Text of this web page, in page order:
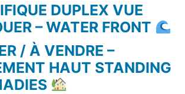
DUPLEX VUE
– WATER FRONT
/ À VENDRE –
HAUT STANDING